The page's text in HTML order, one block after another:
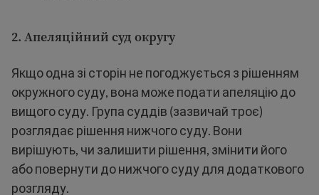
2. Апеляційний суд округу
Якщо одна зі сторін не погоджується з рішенням
окружного суду, вона може подати апеляцію до
вищого суду. Група суддів (зазвичай троє)
розглядає рішення нижчого суду. Вони
вирішують, чи залишити рішення, змінити його
або повернути до нижчого суду для додаткового
розгляду.